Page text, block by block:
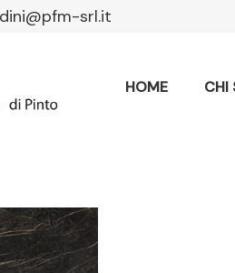
srl.it
HOME CHI